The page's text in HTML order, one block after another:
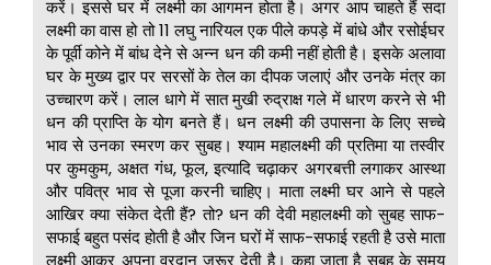
करें। इससे घर में लक्ष्मी का आगमन होता है। अगर आप चाहते हैं सदा
लक्ष्मी का वास हो तो 11 लघु नारियल एक पीले कपड़े में बांधे और रसोईघर
के पूर्वी कोने में बांध देने से अन्न धन की कमी नहीं होती है। इसके अलावा
घर के मुख्य द्वार पर सरसों के तेल का दीपक जलाएं और उनके मंत्र का
उच्चारण करें। लाल धागे में सात मुखी रुद्राक्ष गले में धारण करने से भी
धन की प्राप्ति के योग बनते हैं। धन लक्ष्मी की उपासना के लिए सच्चे
भाव से उनका स्मरण कर सुबह। श्याम महालक्ष्मी की प्रतिमा या तस्वीर
पर कुमकुम, अक्षत गंध, फूल, इत्यादि चढ़ाकर अगरबत्ती लगाकर आस्था
और पवित्र भाव से पूजा करनी चाहिए। माता लक्ष्मी घर आने से पहले
आखिर क्या संकेत देती हैं? तो? धन की देवी महालक्ष्मी को सुबह साफ-
सफाई बहुत पसंद होती है और जिन घरों में साफ-सफाई रहती है उसे माता